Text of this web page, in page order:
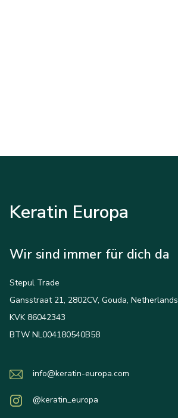
Keratin Europa
Wir sind immer für dich da
Stepul Trade
Gansstraat 21, 2802CV, Gouda, Netherlands
KVK 86042343
BTW NL004180540B58
info@keratin-europa.com
@keratin_europa